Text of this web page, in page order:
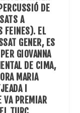
DE
A
FEINES). EL
GENER, ES
GIOVANNA
DE CIMA,
MARIA
I
VA PREMIAR